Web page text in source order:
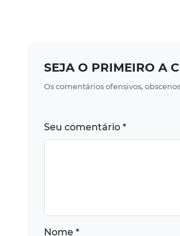
SEJA O PRIMEIRO A
Os comentários ofensivos,
Seu comentário *
Nome *